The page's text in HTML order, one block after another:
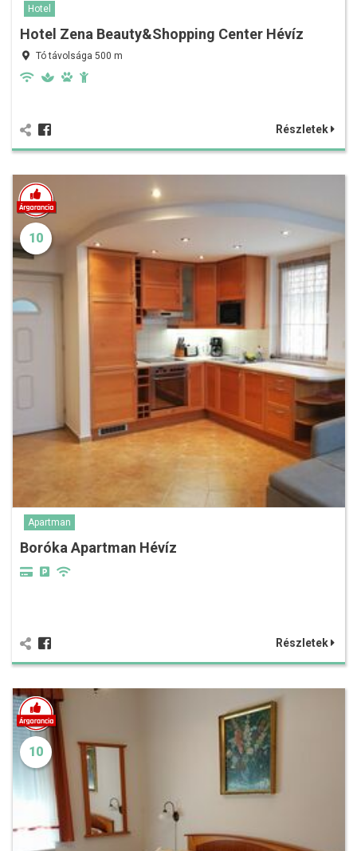
Hotel
Hotel Zena Beauty&Shopping Center Hévíz
Tó távolsága 500 m
Részletek
10
Apartman
Boróka Apartman Hévíz
Részletek
10